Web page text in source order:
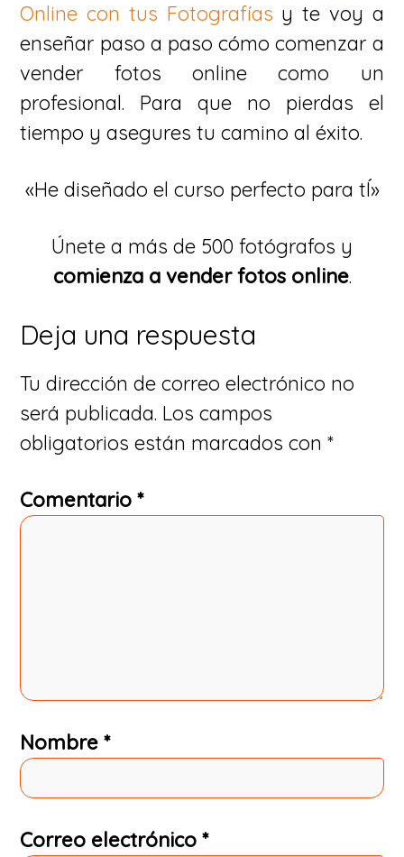
Online con tus Fotografías y te voy a
enseñar paso a paso cómo comenzar a
vender fotos online como un
profesional. Para que no pierdas el
tiempo y asegures tu camino al éxito.
«He diseñado el curso perfecto para tÍ»
Únete a más de 500 fotógrafos y
comienza a vender fotos online.
Interacciones
con
los
lectores
Deja una respuesta
Tu dirección de correo electrónico no
será publicada. Los campos
obligatorios están marcados con*
Comentario*
Nombre*
Correo electrónico*